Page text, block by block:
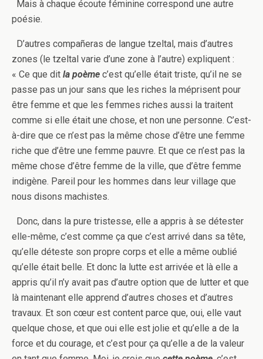
Mais à chaque écoute féminine correspond une autre
poésie.
D’autres compañeras de langue tzeltal, mais d’autres
zones (le tzeltal varie d’une zone à l’autre) expliquent :
« Ce que dit la poème c’est qu’elle était triste, qu’il ne se
passe pas un jour sans que les riches la méprisent pour
être femme et que les femmes riches aussi la traitent
comme si elle était une chose, et non une personne. C’est-
à-dire que ce n’est pas la même chose d’être une femme
riche que d’être une femme pauvre. Et que ce n’est pas la
même chose d’être femme de la ville, que d’être femme
indigène. Pareil pour les hommes dans leur village que
nous disons machistes.
Donc, dans la pure tristesse, elle a appris à se détester
elle-même, c’est comme ça que c’est arrivé dans sa tête,
qu’elle déteste son propre corps et elle a même oublié
qu’elle était belle. Et donc la lutte est arrivée et là elle a
appris qu’il n’y avait pas d’autre option que de lutter et que
là maintenant elle apprend d’autres choses et d’autres
travaux. Et son cœur est content parce que, oui, elle vaut
quelque chose, et que oui elle est jolie et qu’elle a de la
force et du courage, et c’est pour ça qu’elle a de la valeur